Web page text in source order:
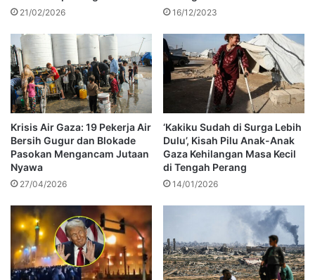
21/02/2026 16/12/2023
Krisis Air Gaza: 19 Pekerja Air
Bersih Gugur dan Blokade
Pasokan Mengancam Jutaan
Nyawa
27/04/2026
‘Kakiku Sudah di Surga Lebih
Dulu’, Kisah Pilu Anak-Anak
Gaza Kehilangan Masa Kecil
di Tengah Perang
14/01/2026